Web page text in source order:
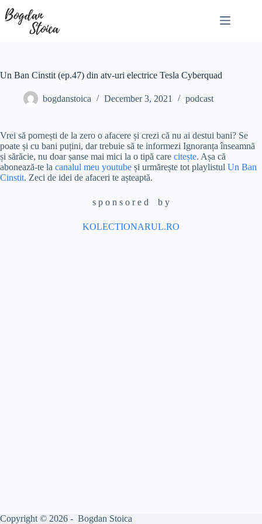
to
content
Un Ban Cinstit (ep.47) din atv-uri electrice Tesla Cyberquad
bogdanstoica December 3, 2021 podcast
Vrei să pornești de la zero o afacere și crezi că nu ai destui bani? Se
poate și cu bani puțini, dar trebuie să te informezi Ignoranța înseamnă
și sărăcie, nu doar șanse mai mici la o tipă care citește. Așa că
abonează-te la canalul meu youtube și urmărește tot playlistul Un Ban
Cinstit. Zeci de idei de afaceri te așteaptă.
s p o n s o r e d b y
KOLECTIONARUL.RO
Copyright © 2026 - Bogdan Stoica